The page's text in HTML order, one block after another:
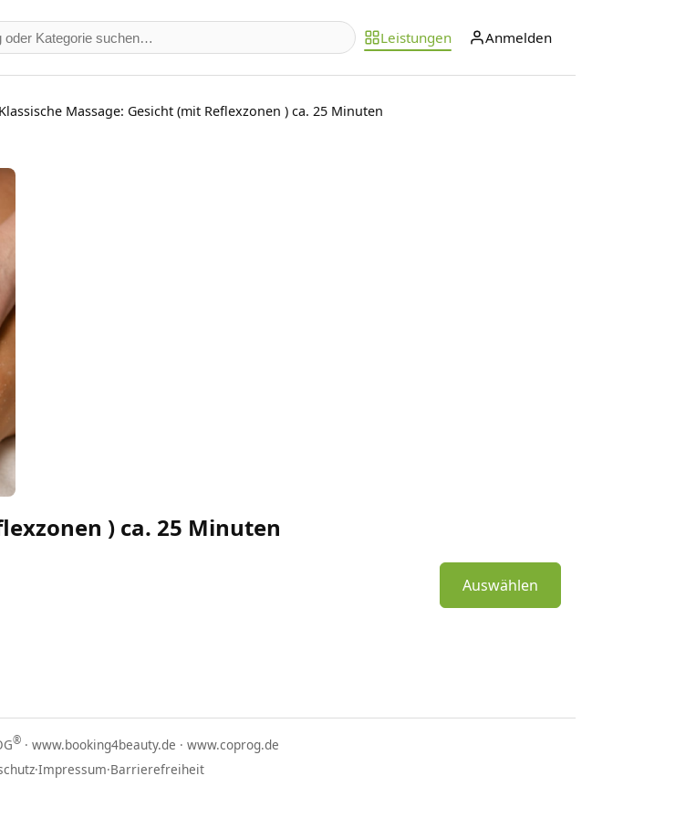
Leistungen Anmelden
Klassische Massage: Gesicht (mit Reflexzonen ) ca. 25 Minuten
) ca. 25 Minuten
Auswählen
®· www.booking4beauty.de · www.coprog.de
·Impressum·Barrierefreiheit